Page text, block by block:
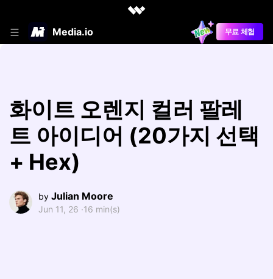
Media.io 무료 체험
화이트 오렌지 컬러 팔레
트 아이디어 (20가지 선택
+ Hex)
by Julian Moore
Jun 11, 26 ·16 min(s)